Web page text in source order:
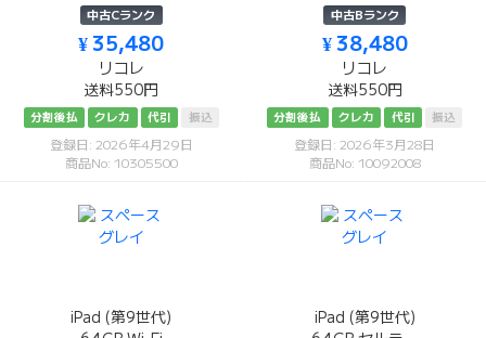
中古Cランク
¥ 35,480
リコレ
送料550円
分割後払 クレカ 代引 振込
登録日: 2026年4月29日
商品No: 10305500
中古Bランク
¥ 38,480
リコレ
送料550円
分割後払 クレカ 代引 振込
登録日: 2026年3月28日
商品No: 10092008
iPad (第9世代)
iPad (第9世代)